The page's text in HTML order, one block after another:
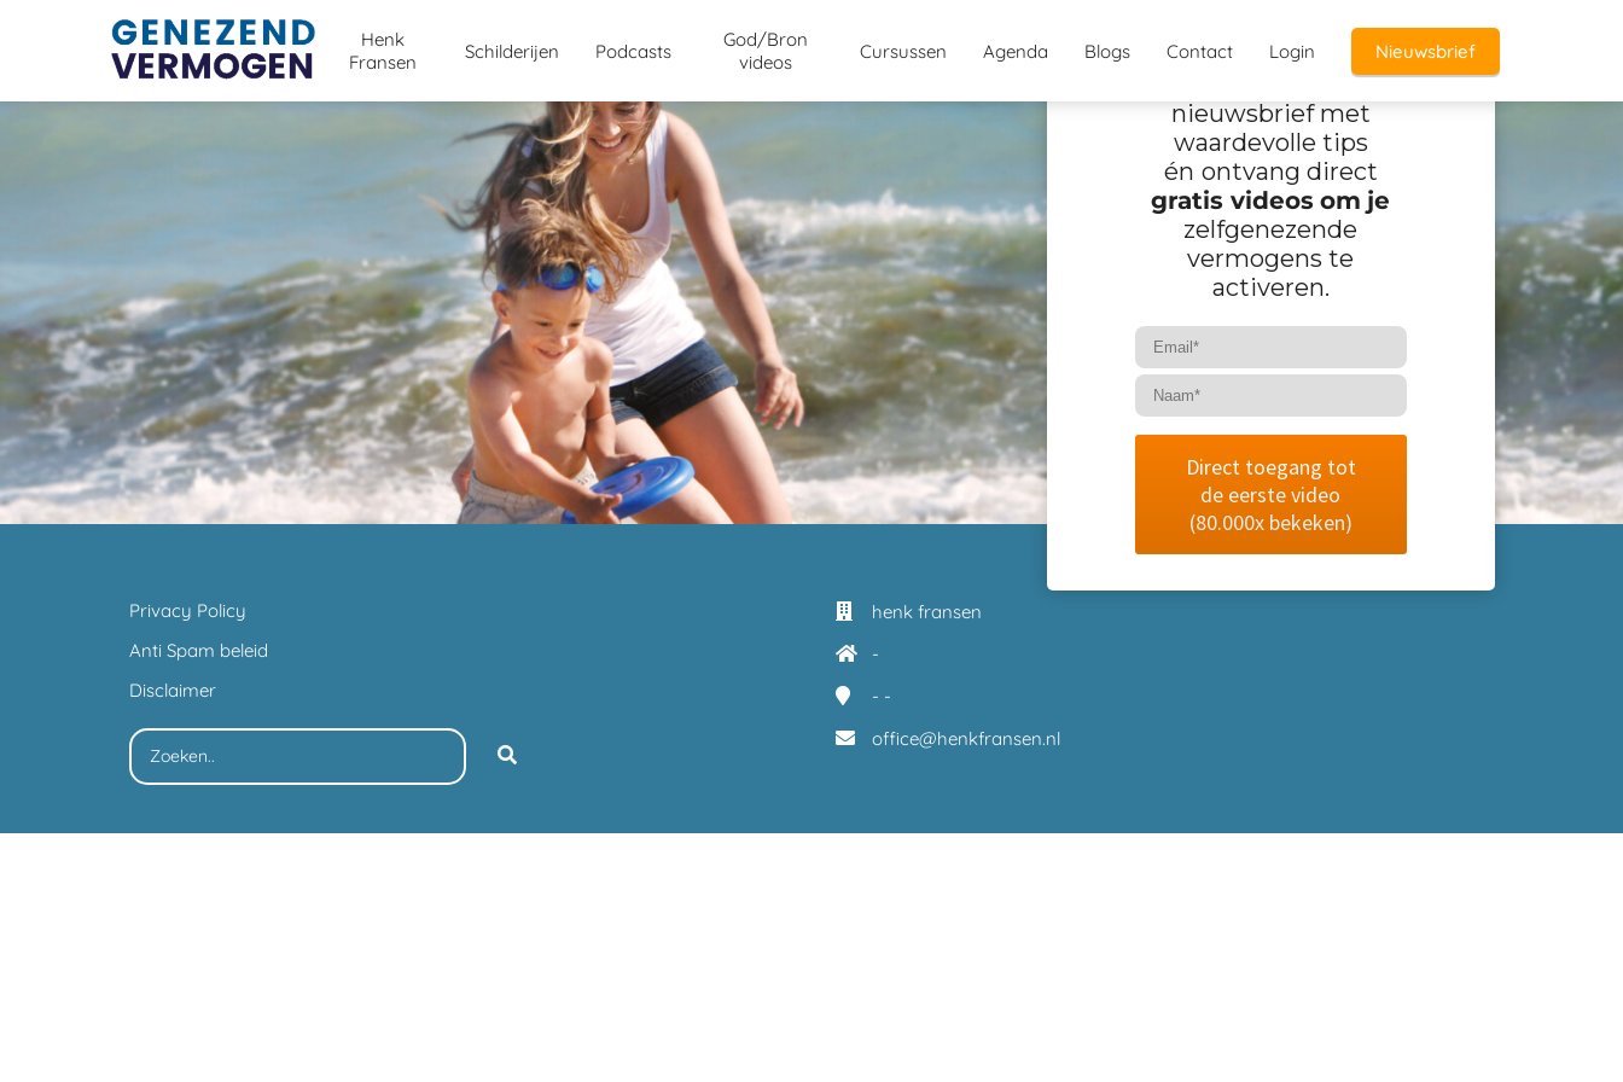
Henk
Fransen
Schilderijen Podcasts
God/Bron
videos
Cursussen Agenda Blogs Contact Login Nieuwsbrief
Schrijf je in voor mijn
nieuwsbrief met
waardevolle tips
én ontvang direct
gratis videos om je
zelfgenezende
vermogens te
activeren.
Direct toegang tot
de eerste video
(80.000x bekeken)
Privacy Policy
Anti Spam beleid
Disclaimer
henk fransen
-
- -
office@henkfransen.nl